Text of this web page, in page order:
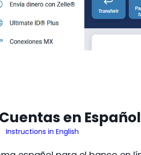
en Español
Instructions in English